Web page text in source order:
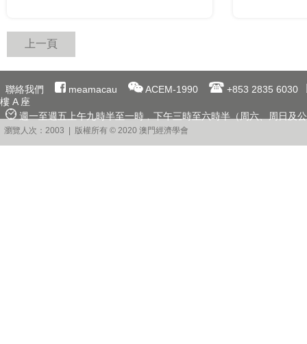
上一頁
聯絡我們 meamacau ACEM-1990
+853 2835 6030
樓 A 座
週一至週五上午九時半至一時﹐下午三時至六時半（周六、周日及
瀏覽人次：2003 | 版權所有 © 2020 澳門經濟學會